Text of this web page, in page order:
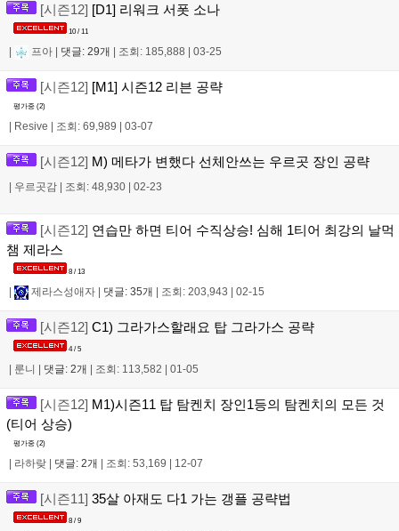
[시즌12] [D1] 리워크 서폿 소나
10 / 11
프아 댓글: 29개 조회: 185,888 03-25
[시즌12] [M1] 시즌12 리븐 공략
평가중 (2)
| Resive | 조회: 69,989 | 03-07
[시즌12] M) 메타가 변했다 선체안쓰는 우르곳 장인 공략
| 우르곳감 | 조회: 48,930 | 02-23
[시즌12] 연습만 하면 티어 수직상승! 심해 1티어 최강의 날먹
챔 제라스
8 / 13
제라스성애자 댓글: 35개 조회: 203,943 02-15
[시즌12] C1) 그라가스할래요 탑 그라가스 공략
4 / 5
룬니 댓글: 2개 조회: 113,582 01-05
[시즌12] M1)시즌11 탑 탐켄치 장인1등의 탐켄치의 모든 것
(티어 상승)
평가중 (2)
| 라하랒 | 댓글: 2개 | 조회: 53,169 | 12-07
[시즌11] 35살 아재도 다1 가는 갱플 공략법
8 / 9